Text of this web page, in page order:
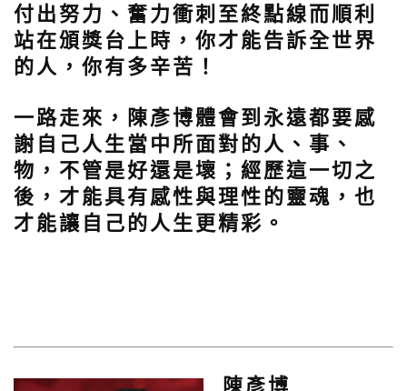
付出努力、奮力衝刺至終點線而順利
站在頒獎台上時，你才能告訴全世界
的人，你有多辛苦！
一路走來，陳彥博體會到永遠都要感
謝自己人生當中所面對的人、事、
物，不管是好還是壞；經歷這一切之
後，才能具有感性與理性的靈魂，也
才能讓自己的人生更精彩。
陳彥博